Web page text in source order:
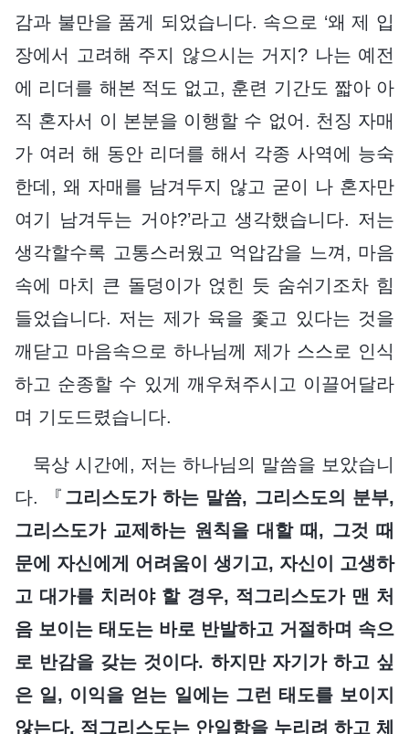
감과 불만을 품게 되었습니다. 속으로 ‘왜 제 입
장에서 고려해 주지 않으시는 거지? 나는 예전
에 리더를 해본 적도 없고, 훈련 기간도 짧아 아
직 혼자서 이 본분을 이행할 수 없어. 천징 자매
가 여러 해 동안 리더를 해서 각종 사역에 능숙
한데, 왜 자매를 남겨두지 않고 굳이 나 혼자만
여기 남겨두는 거야?’라고 생각했습니다. 저는
생각할수록 고통스러웠고 억압감을 느껴, 마음
속에 마치 큰 돌덩이가 얹힌 듯 숨쉬기조차 힘
들었습니다. 저는 제가 육을 좇고 있다는 것을
깨닫고 마음속으로 하나님께 제가 스스로 인식
하고 순종할 수 있게 깨우쳐주시고 이끌어달라
며 기도드렸습니다.
묵상 시간에, 저는 하나님의 말씀을 보았습니
다. 『 그리스도가 하는 말씀, 그리스도의 분부,
그리스도가 교제하는 원칙을 대할 때, 그것 때
문에 자신에게 어려움이 생기고, 자신이 고생하
고 대가를 치러야 할 경우, 적그리스도가 맨 처
음 보이는 태도는 바로 반발하고 거절하며 속으
로 반감을 갖는 것이다. 하지만 자기가 하고 싶
은 일, 이익을 얻는 일에는 그런 태도를 보이지
않는다. 적그리스도는 안일함을 누리려 하고 체